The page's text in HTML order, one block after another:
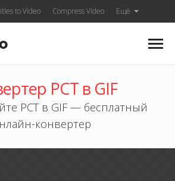
to Video Compress Video Ещё
PCT в GIF
PCT в GIF — бесплатный
конвертер